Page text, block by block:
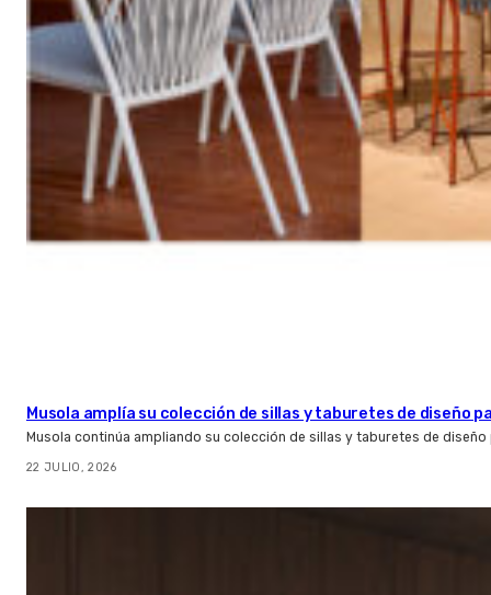
Musola amplía su colección de sillas y taburetes de diseño
Musola continúa ampliando su colección de sillas y taburetes de
22 JULIO, 2026